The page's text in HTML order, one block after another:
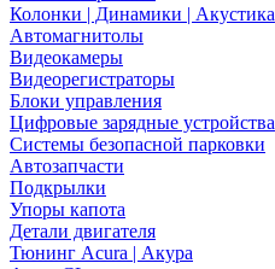
Колонки | Динамики | Акустика
Автомагнитолы
Видеокамеры
Видеорегистраторы
Блоки управления
Цифровые зарядные устройства
Системы безопасной парковки
Автозапчасти
Подкрылки
Упоры капота
Детали двигателя
Тюнинг Acura | Акура